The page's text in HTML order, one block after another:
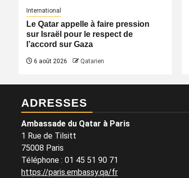
International
Le Qatar appelle à faire pression
sur Israël pour le respect de
l’accord sur Gaza
6 août 2026 Qatarien
ADRESSES
Ambassade du Qatar à Paris
1 Rue de Tilsitt
75008 Paris
Téléphone : 01 45 51 90 71
https://paris.embassy.qa/fr